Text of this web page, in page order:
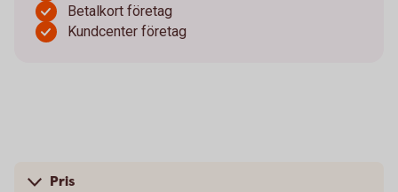
Betalkort företag
Kundcenter företag
Pris